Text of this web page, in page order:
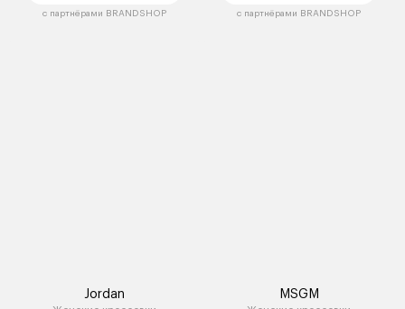
с партнёрами BRANDSHOP с партнёрами BRANDSHOP
Jordan MSGM